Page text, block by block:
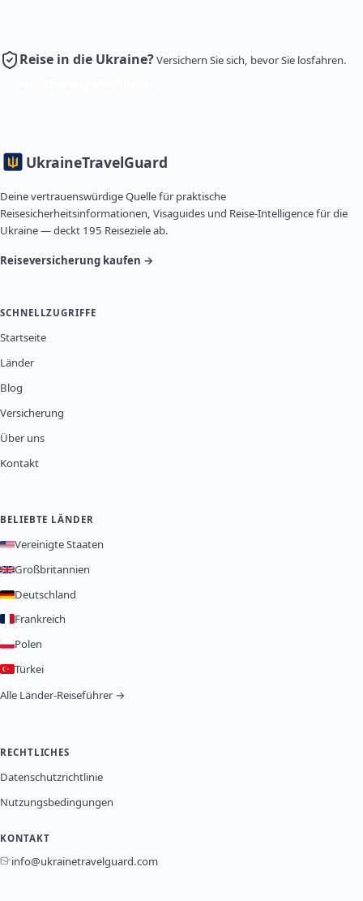
Reise in die Ukraine?Versichern Sie sich, bevor Sie losfahren.
UkraineTravelGuard
Deine vertrauenswürdige Quelle für praktische
Reisesicherheitsinformationen, Visaguides und Reise-Intelligence für die
Ukraine — deckt 195 Reiseziele ab.
Reiseversicherung kaufen →
SCHNELLZUGRIFFE
Startseite
Länder
Blog
Versicherung
Über uns
Kontakt
BELIEBTE LÄNDER
Vereinigte Staaten
Großbritannien
Deutschland
Frankreich
Polen
Türkei
Alle Länder-Reiseführer →
RECHTLICHES
Datenschutzrichtlinie
Nutzungsbedingungen
KONTAKT
info@ukrainetravelguard.com